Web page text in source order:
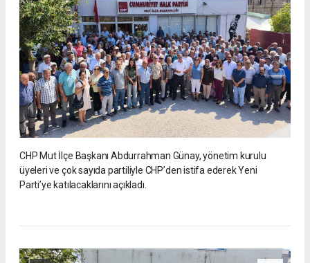
CHP Mut İlçe Başkanı Abdurrahman Günay, yönetim kurulu
üyeleri ve çok sayıda partiliyle CHP’den istifa ederek Yeni
Parti’ye katılacaklarını açıkladı.